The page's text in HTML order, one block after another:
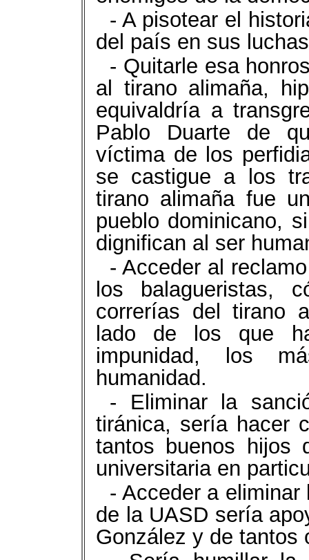
- A pisotear el
del país en sus
- Quitarle esa
al tirano alimaña,
equivaldría a
Pablo Duarte de
víctima de los
se castigue a los
tirano alimaña fue
pueblo dominicano,
dignifican al ser
- Acceder al
los balagueristas,
correrías del tirano
lado de los que
impunidad, los
humanidad.
- Eliminar la
tiránica, sería hacer
tantos buenos
universitaria en
- Acceder a
de la UASD sería
González y de tantos